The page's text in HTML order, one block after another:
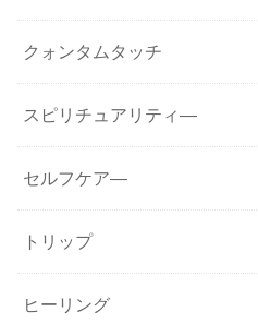
クォンタムタッチ
スピリチュアリティ―
セルフケア―
トリップ
ヒーリング